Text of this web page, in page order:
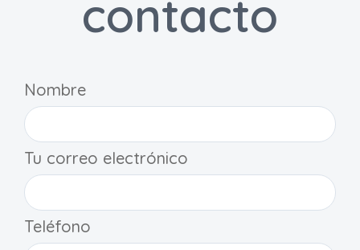
contacto
Nombre
Tu correo electrónico
Teléfono